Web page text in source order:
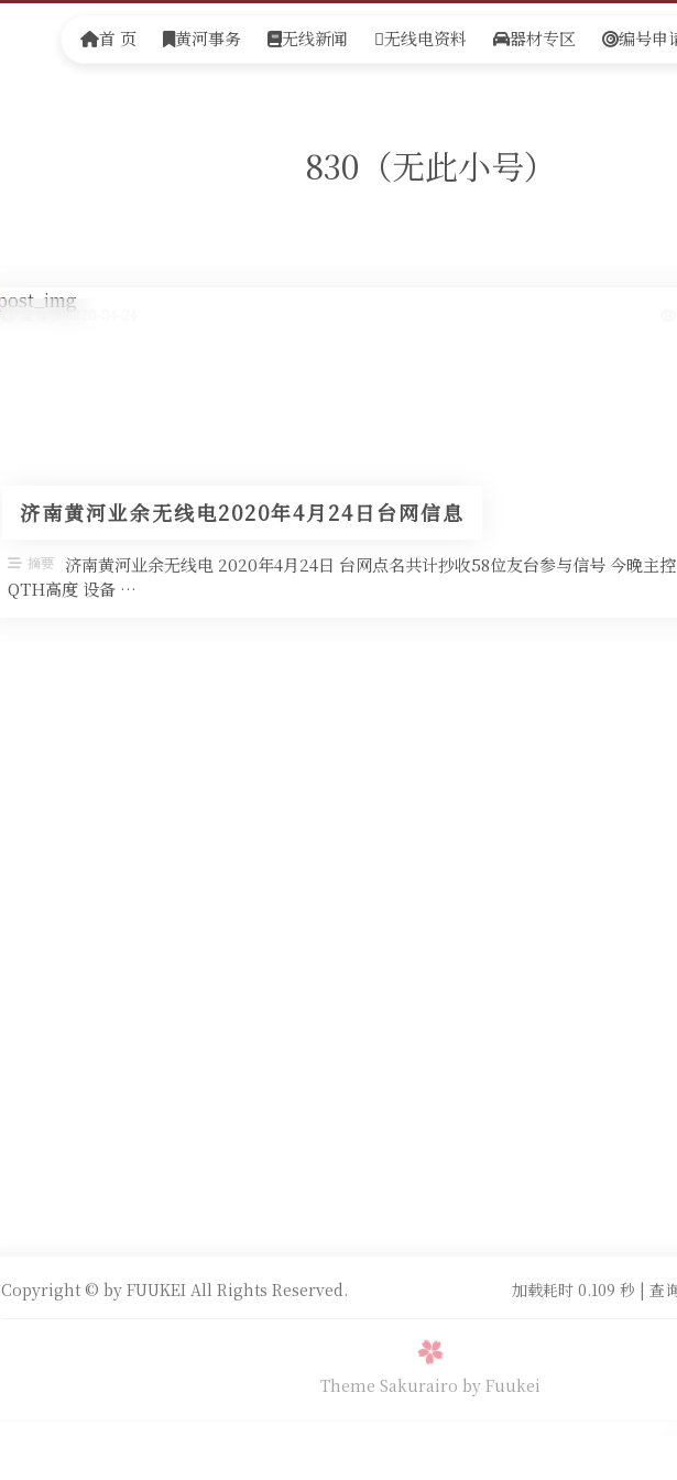
首 页 黄河事务 无线新闻 无线电资料 器材专区 编号申
830（无此小号）
发布于 2020-04-24
济南黄河业余无线电2020年4月24日台网信息
摘要
济南黄河业余无线电 2020年4月24日 台网点名共计抄收58位友台参与信号 今晚主
QTH高度 设备 …
Copyright © by FUUKEI All Rights Reserved. 加载耗时 0.109 秒 | 查
Theme Sakurairo by Fuukei